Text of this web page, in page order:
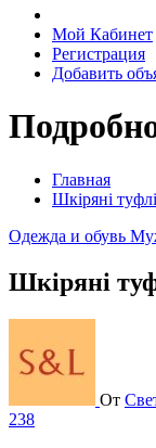
Мой Кабинет
Регистрация
Добавить
Главная
Шкіряні
Одежда и обувь
Шкіряні
От
238